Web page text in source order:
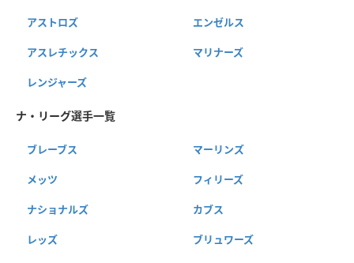
アストロズ エンゼルス
アスレチックス マリナーズ
レンジャーズ
ナ・リーグ選手一覧
ブレーブス マーリンズ
メッツ フィリーズ
ナショナルズ カブス
レッズ ブリュワーズ